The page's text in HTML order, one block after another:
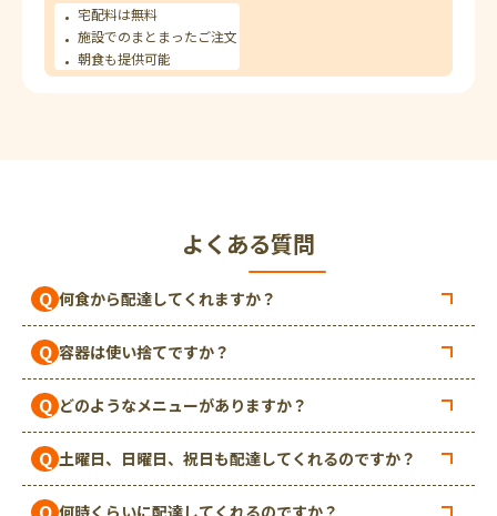
宅配料は無料
施設でのまとまったご注文
朝食も提供可能
よくある質問
Q 何食から配達してくれますか？
Q 容器は使い捨てですか？
Q どのようなメニューがありますか？
Q 土曜日、日曜日、祝日も配達してくれるのですか？
何時くらいに配達してくれるのですか？